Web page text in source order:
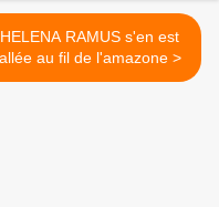
HELENA RAMUS s'en est
allée au fil de l'amazone >